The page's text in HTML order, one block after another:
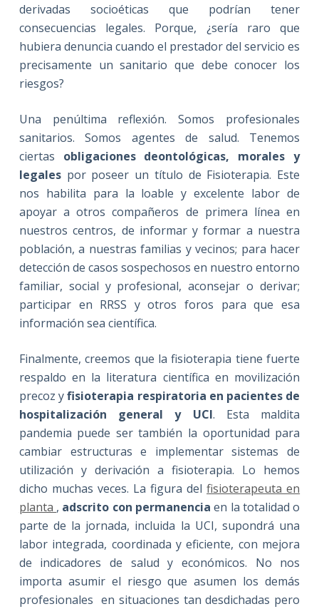
derivadas socioéticas que podrían tener
consecuencias legales. Porque, ¿sería raro que
hubiera denuncia cuando el prestador del servicio es
precisamente un sanitario que debe conocer los
riesgos?
Una penúltima reflexión. Somos profesionales
sanitarios. Somos agentes de salud. Tenemos
ciertas obligaciones deontológicas, morales y
legalespor poseer un título de Fisioterapia. Este
nos habilita para la loable y excelente labor de
apoyar a otros compañeros de primera línea en
nuestros centros, de informar y formar a nuestra
población, a nuestras familias y vecinos; para hacer
detección de casos sospechosos en nuestro entorno
familiar, social y profesional, aconsejar o derivar;
participar en RRSS y otros foros para que esa
información sea científica.
Finalmente, creemos que la fisioterapia tiene fuerte
respaldo en la literatura científica en movilización
precoz yfisioterapia respiratoria en pacientes de
hospitalización general y UCI. Esta maldita
pandemia puede ser también la oportunidad para
cambiar estructuras e implementar sistemas de
utilización y derivación a fisioterapia. Lo hemos
dicho muchas veces. La figura delfisioterapeuta en
planta , adscrito con permanencia en la totalidad o
parte de la jornada, incluida la UCI, supondrá una
labor integrada, coordinada y eficiente, con mejora
de indicadores de salud y económicos. No nos
importa asumir el riesgo que asumen los demás
profesionales en situaciones tan desdichadas pero